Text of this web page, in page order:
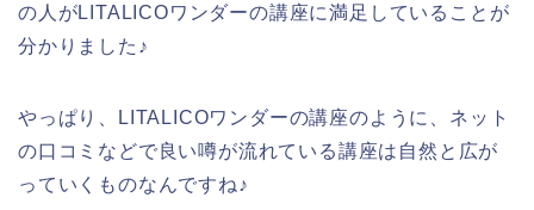
の人がLITALICOワンダーの講座に満足していることが
分かりました♪
やっぱり、LITALICOワンダーの講座のように、ネット
の口コミなどで良い噂が流れている講座は自然と広が
っていくものなんですね♪